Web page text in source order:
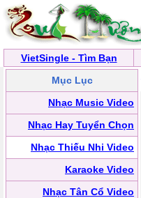
VietSingle - Tìm Bạn
Mục Lục
Nhạc Music Video
Nhạc Hay Tuyển Chọn
Nhạc Thiếu Nhi Video
Karaoke Video
Nhạc Tân Cổ Video